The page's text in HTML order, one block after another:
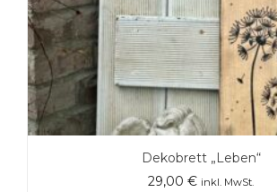
Dekobrett „Leben“
29,00 € inkl. MwSt.